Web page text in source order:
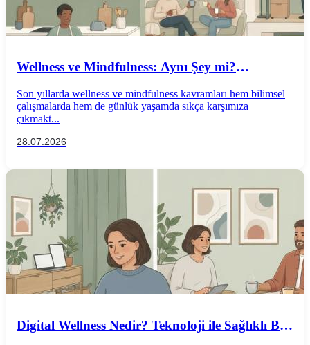
Wellness ve Mindfulness: Aynı Şey mi?
Son yıllarda wellness ve mindfulness kavramları hem bilimsel
çalışmalarda hem de günlük yaşamda sıkça karşımıza
çıkmakt...
28.07.2026
Digital Wellness Nedir? Teknoloji ile Sağlıklı Bir